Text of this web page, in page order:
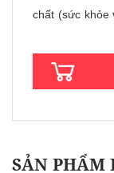
chất (sức khỏe
SẢN PHẨM